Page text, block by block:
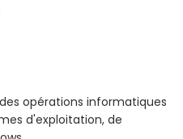
opérations informatiques
d'exploitation, de